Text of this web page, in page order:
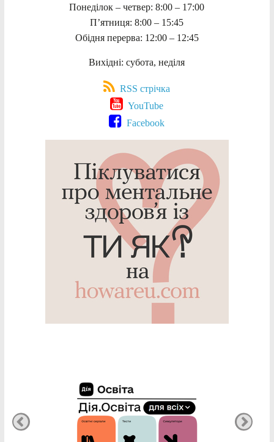
Понеділок – четвер: 8:00 – 17:00
П’ятниця: 8:00 – 15:45
Обідня перерва: 12:00 – 12:45
Вихідні: субота, неділя
RSS стрічка
YouTube
Facebook